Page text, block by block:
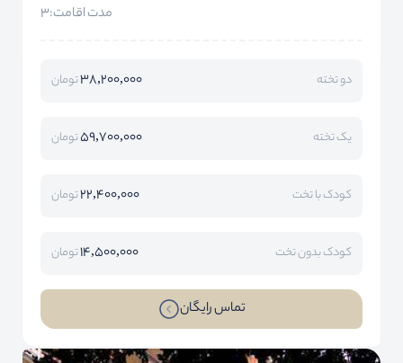
مدت اقامت:3
دو تخته 38,200,000تومان
یک تخته 59,700,000تومان
کودک با تخت 22,400,000تومان
کودک بدون تخت 14,500,000تومان
تماس رایگان